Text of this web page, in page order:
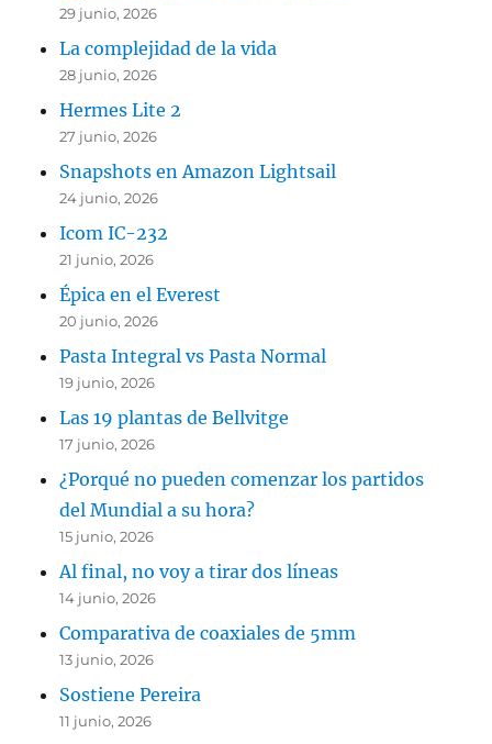
29 junio, 2026
La complejidad de la vida
28 junio, 2026
Hermes Lite 2
27 junio, 2026
Snapshots en Amazon Lightsail
24 junio, 2026
Icom IC-232
21 junio, 2026
Épica en el Everest
20 junio, 2026
Pasta Integral vs Pasta Normal
19 junio, 2026
Las 19 plantas de Bellvitge
17 junio, 2026
¿Porqué no pueden comenzar los partidos
del Mundial a su hora?
15 junio, 2026
Al final, no voy a tirar dos líneas
14 junio, 2026
Comparativa de coaxiales de 5mm
13 junio, 2026
Sostiene Pereira
11 junio, 2026